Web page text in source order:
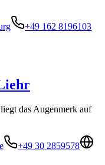
+49 162 8196103
das Augenmerk auf
+49 30 2859578